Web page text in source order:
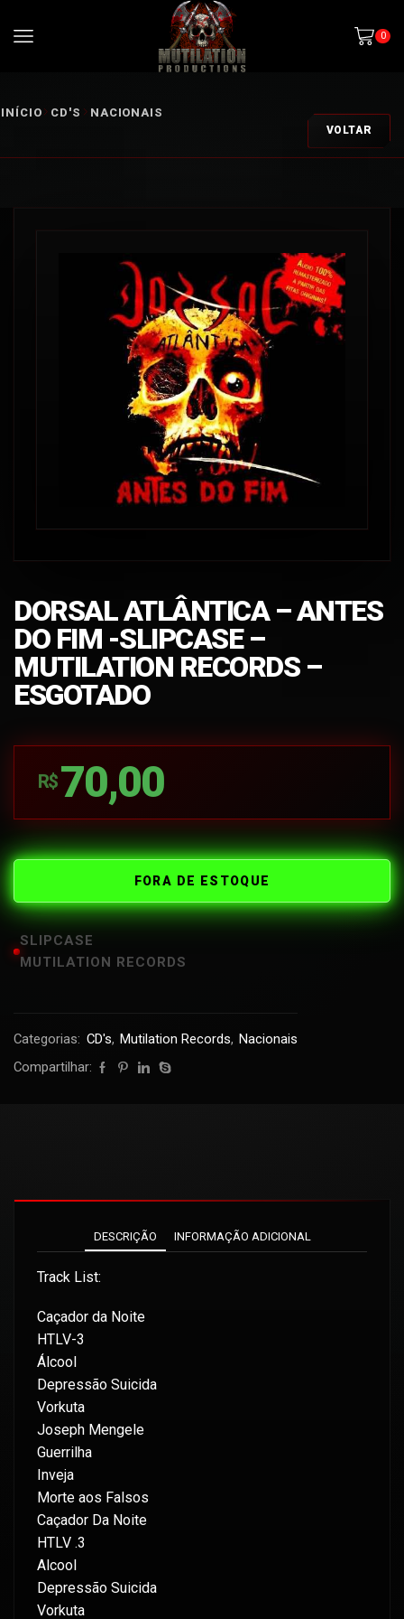
0
INÍCIO CD'S NACIONAIS
VOLTAR
DORSAL ATLÂNTICA – ANTES
DO FIM -SLIPCASE –
MUTILATION RECORDS –
ESGOTADO
R$ 70,00
FORA DE ESTOQUE
SLIPCASE
MUTILATION RECORDS
Categorias: CD's, Mutilation Records, Nacionais
Compartilhar:
DESCRIÇÃO INFORMAÇÃO ADICIONAL
Track List:
Caçador da Noite
HTLV-3
Álcool
Depressão Suicida
Vorkuta
Joseph Mengele
Guerrilha
Inveja
Morte aos Falsos
Caçador Da Noite
HTLV .3
Alcool
Depressão Suicida
Vorkuta